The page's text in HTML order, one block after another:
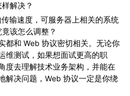
解决？
输速度，可服务器上相关的系统
该怎么调整？
都和 Web 协议密切相关。无论你
维测试，如果想面试更高的职
度去理解技术业务架构，并能在
解决问题，Web 协议一定是你绕